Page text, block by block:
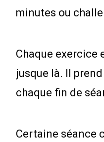
minutes ou
Chaque exercice
jusque là. Il
chaque fin de
Certaine séance